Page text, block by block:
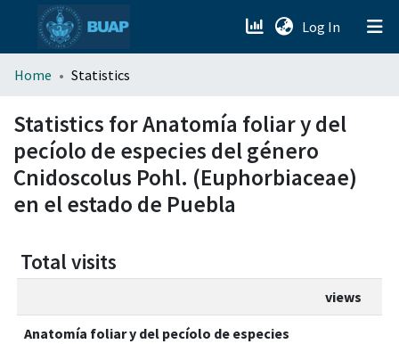
Log In (current)
menu.section.about_menu
All of DSpace
Home Statistics
Statistics for Anatomía foliar y del
pecíolo de especies del género
Cnidoscolus Pohl. (Euphorbiaceae)
en el estado de Puebla
Total visits
views
Anatomía foliar y del pecíolo de especies